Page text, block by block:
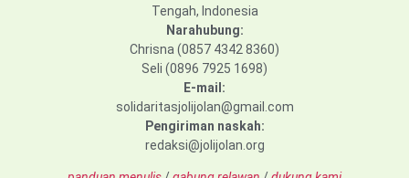
Tengah, Indonesia
Narahubung:
Chrisna (0857 4342 8360)
Seli (0896 7925 1698)
E-mail:
solidaritasjolijolan@gmail.com
Pengiriman naskah:
redaksi@jolijolan.org